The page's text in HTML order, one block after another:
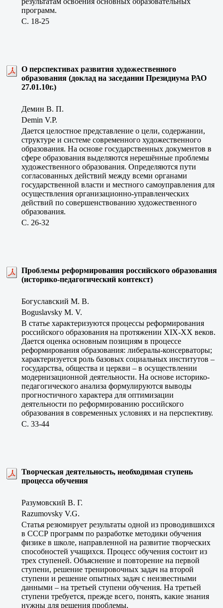
программ.
C. 18-25
О перспективах развития художественного
образования (доклад на заседании Президиума РАО
27.01.10г.)
Демин В. П.
Demin V.P.
Дается целостное представление о цели, содержании,
структуре и системе современного художественного
образования. На основе государственных документов в
сфере образования выделяются нерешённые проблемы
художественного образования. Определяются пути
согласованных действий между всеми органами
государственной власти и местного самоуправления для
осуществления организационно-управленческих
действий по совершенствованию художественного
образования.
C. 26-32
Проблемы реформирования российского образования
(историко-педагогический контекст)
Богуславский М. В.
Boguslavsky M. V.
В статье характеризуются процессы реформирования
российского образования на протяжении XIX-ХХ веков.
Дается оценка основным позициям в процессе
реформирования образования: либералы-консерваторы;
характеризуется роль базовых социальных институтов –
государства, общества и церкви – в осуществлении
модернизационной деятельности. На основе историко-
педагогического анализа формулируются выводы
прогностичного характера для оптимизации
деятельности по реформированию российского
образования в современных условиях и на перспективу.
C. 33-44
Творческая деятельность, необходимая ступень
процесса обучения
Разумовский В. Г.
Razumovsky V.G.
Статья резюмирует результаты одной из проводившихся
в СССР программ по разработке методики обучения
физике в школе, направленной на развитие творческих
способностей учащихся. Процесс обучения состоит из
трех ступеней. Объяснение и повторение на первой
ступени, решение тренировочных задач на второй
ступени и решение опытных задач с неизвестными
данными – на третьей ступени обучения. На третьей
ступени требуется, прежде всего, понять, какие знания
нужны для решения проблемы.